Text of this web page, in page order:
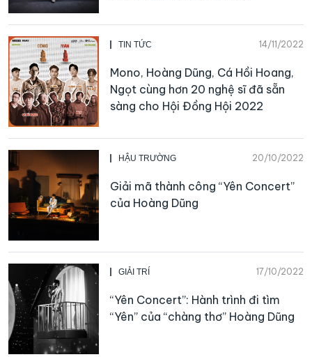
TIN TỨC 14/11/2022
Mono, Hoàng Dũng, Cá Hồi Hoang,
Ngọt cùng hơn 20 nghệ sĩ đã sẵn
sàng cho Hội Đồng Hội 2022
HẬU TRƯỜNG 20/10/2022
Giải mã thành công “Yên Concert”
của Hoàng Dũng
GIẢI TRÍ 17/10/2022
“Yên Concert”: Hành trình đi tìm
“Yên” của “chàng thơ” Hoàng Dũng